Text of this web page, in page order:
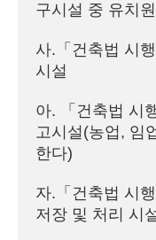
구시설 중 유치
사.「건축법 시
시설
아. 「건축법 시
고시설(농업, 임
한다)
자.「건축법 시
저장 및 처리 시